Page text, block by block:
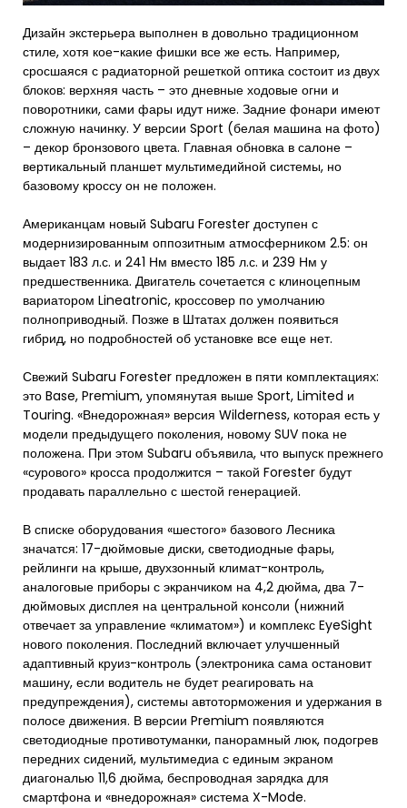
Дизайн экстерьера выполнен в довольно традиционном
стиле, хотя кое-какие фишки все же есть. Например,
сросшаяся с радиаторной решеткой оптика состоит из двух
блоков: верхняя часть – это дневные ходовые огни и
поворотники, сами фары идут ниже. Задние фонари имеют
сложную начинку. У версии Sport (белая машина на фото)
– декор бронзового цвета. Главная обновка в салоне –
вертикальный планшет мультимедийной системы, но
базовому кроссу он не положен.
Американцам новый Subaru Forester доступен с
модернизированным оппозитным атмосферником 2.5: он
выдает 183 л.с. и 241 Нм вместо 185 л.с. и 239 Нм у
предшественника. Двигатель сочетается с клиноцепным
вариатором Lineatronic, кроссовер по умолчанию
полноприводный. Позже в Штатах должен появиться
гибрид, но подробностей об установке все еще нет.
Свежий Subaru Forester предложен в пяти комплектациях:
это Base, Premium, упомянутая выше Sport, Limited и
Touring. «Внедорожная» версия Wilderness, которая есть у
модели предыдущего поколения, новому SUV пока не
положена. При этом Subaru объявила, что выпуск прежнего
«сурового» кросса продолжится – такой Forester будут
продавать параллельно с шестой генерацией.
В списке оборудования «шестого» базового Лесника
значатся: 17-дюймовые диски, светодиодные фары,
рейлинги на крыше, двухзонный климат-контроль,
аналоговые приборы с экранчиком на 4,2 дюйма, два 7-
дюймовых дисплея на центральной консоли (нижний
отвечает за управление «климатом») и комплекс EyeSight
нового поколения. Последний включает улучшенный
адаптивный круиз-контроль (электроника сама остановит
машину, если водитель не будет реагировать на
предупреждения), системы автоторможения и удержания в
полосе движения. В версии Premium появляются
светодиодные противотуманки, панорамный люк, подогрев
передних сидений, мультимедиа с единым экраном
диагональю 11,6 дюйма, беспроводная зарядка для
смартфона и «внедорожная» система X-Mode.